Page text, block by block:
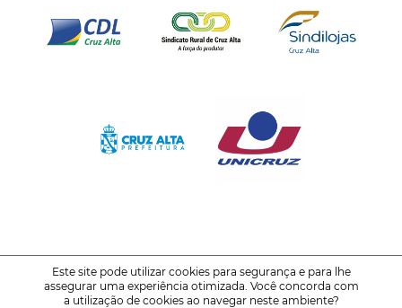
© 2021-2026FENATRIGO - Feira Nacional do Trigo
Este site pode utilizar cookies para segurança e para lhe
assegurar uma experiência otimizada. Você concorda com
a utilização de cookies ao navegar neste ambiente?